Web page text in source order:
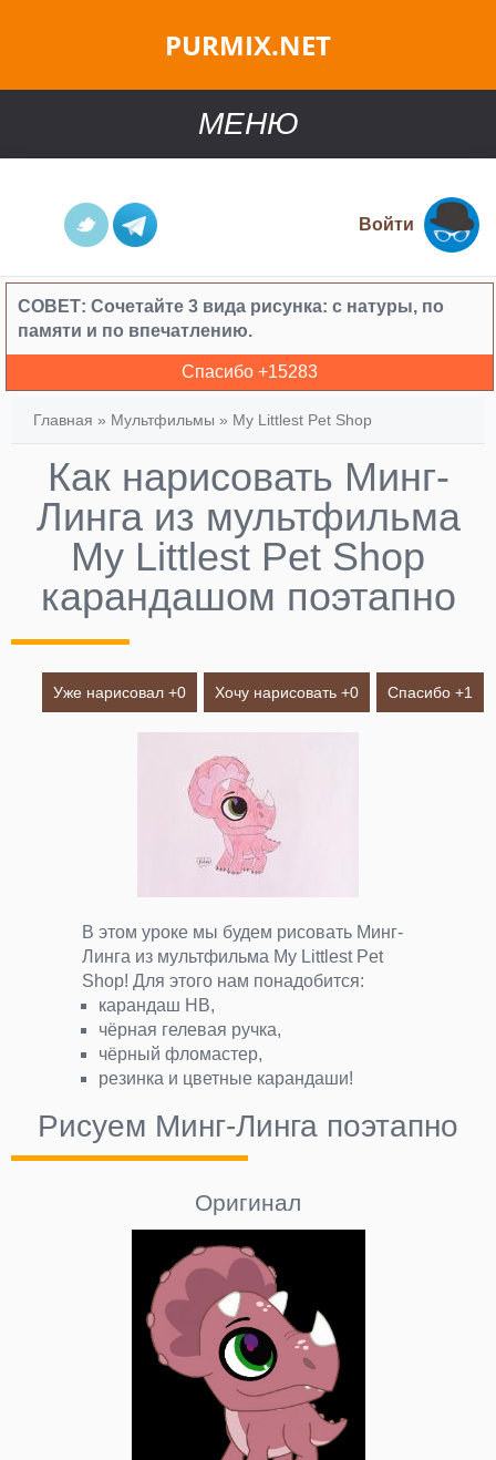
PURMIX.NET
МЕНЮ
Войти
СОВЕТ: Сочетайте 3 вида рисунка: с натуры, по
памяти и по впечатлению.
Спасибо +15283
Главная » Мультфильмы » My Littlest Pet Shop
Как нарисовать Минг-
Линга из мультфильма
My Littlest Pet Shop
карандашом поэтапно
Уже нарисовал +0 Хочу нарисовать +0 Спасибо +1
В этом уроке мы будем рисовать Минг-
Линга из мультфильма My Littlest Pet
Shop! Для этого нам понадобится:
карандаш HB,
чёрная гелевая ручка,
чёрный фломастер,
резинка и цветные карандаши!
Рисуем Минг-Линга поэтапно
Оригинал